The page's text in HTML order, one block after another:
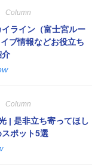
Column
ライン（富士宮ルー
ブ情報などお役立ち
介
Column
| 是非立ち寄ってほし
ポット5選